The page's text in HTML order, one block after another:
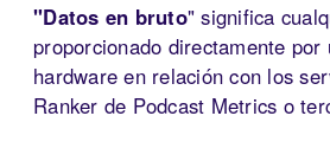
"Datos en bruto" significa
proporcionado directamente por
hardware en relación con los
Ranker de Podcast Metrics o